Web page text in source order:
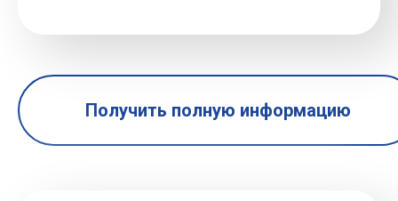
Получить полную информацию